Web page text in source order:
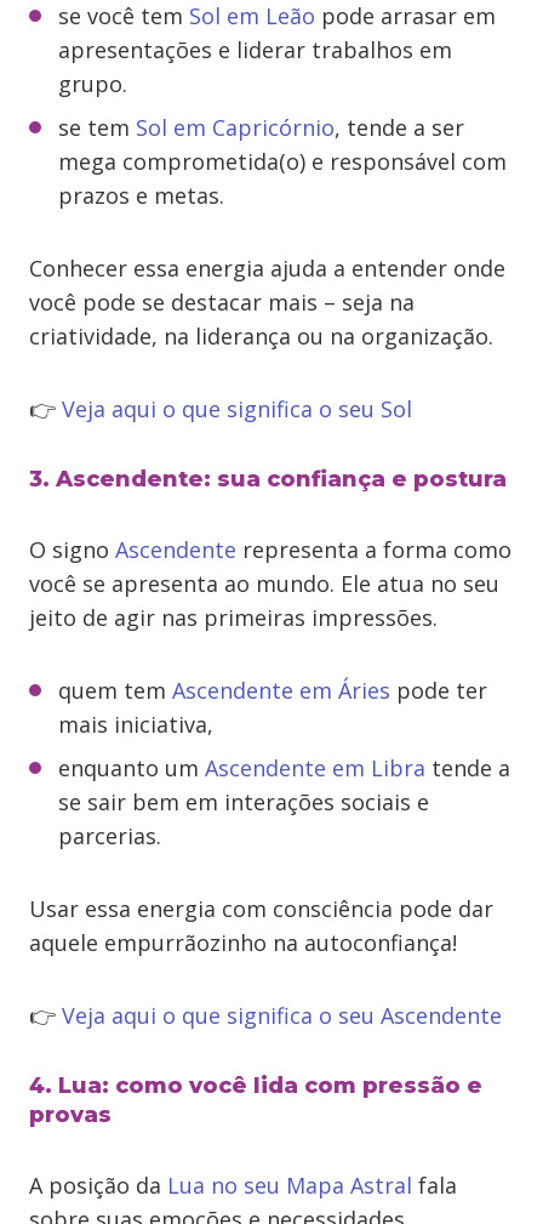
se você tem Sol em Leão pode arrasar em
apresentações e liderar trabalhos em
grupo.
se tem Sol em Capricórnio, tende a ser
mega comprometida(o) e responsável com
prazos e metas.
Conhecer essa energia ajuda a entender onde
você pode se destacar mais – seja na
criatividade, na liderança ou na organização.
👉 Veja aqui o que significa o seu Sol
3. Ascendente: sua confiança e postura
O signo Ascendente representa a forma como
você se apresenta ao mundo. Ele atua no seu
jeito de agir nas primeiras impressões.
quem tem Ascendente em Áries pode ter
mais iniciativa,
enquanto um Ascendente em Libra tende a
se sair bem em interações sociais e
parcerias.
Usar essa energia com consciência pode dar
aquele empurrãozinho na autoconfiança!
👉 Veja aqui o que significa o seu Ascendente
4. Lua: como você lida com pressão e
provas
A posição da Lua no seu Mapa Astral fala